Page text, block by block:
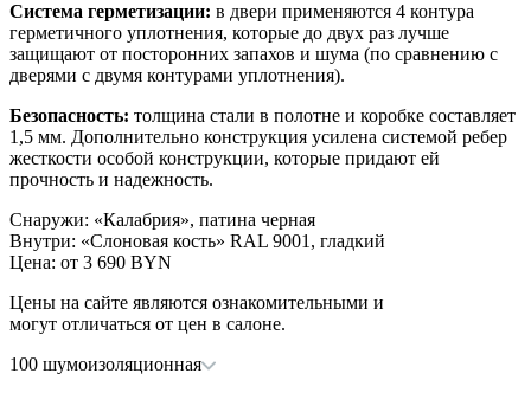
Система герметизации: в двери применяются 4 контура
герметичного уплотнения, которые до двух раз лучше
защищают от посторонних запахов и шума (по сравнению с
дверями с двумя контурами уплотнения).
Безопасность: толщина стали в полотне и коробке составляет
1,5 мм. Дополнительно конструкция усилена системой ребер
жесткости особой конструкции, которые придают ей
прочность и надежность.
Снаружи: «Калабрия», патина черная
Внутри: «Слоновая кость» RAL 9001, гладкий
Цена: от 3 690 BYN
Цены на сайте являются ознакомительными и
могут отличаться от цен в салоне.
100 шумоизоляционная